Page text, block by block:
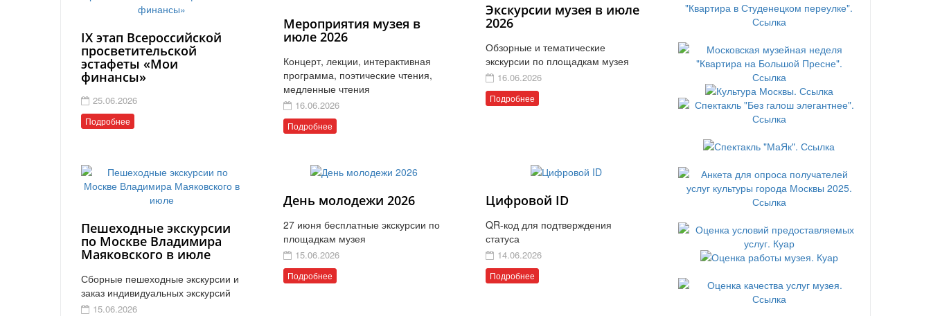
IX этап Всероссийской
просветительской
эстафеты «Мои
финансы»
25.06.2026
Подробнее
Мероприятия музея в
июле 2026
Концерт, лекции, интерактивная
программа, поэтические чтения,
медленные чтения
16.06.2026
Подробнее
Экскурсии музея в июле
2026
Обзорные и тематические
экскурсии по площадкам музея
16.06.2026
Подробнее
Пешеходные экскурсии
по Москве Владимира
Маяковского в июле
Сборные пешеходные экскурсии и
заказ индивидуальных экскурсий
15.06.2026
День молодежи 2026
27 июня бесплатные экскурсии по
площадкам музея
15.06.2026
Подробнее
Цифровой ID
QR-код для подтверждения
статуса
14.06.2026
Подробнее